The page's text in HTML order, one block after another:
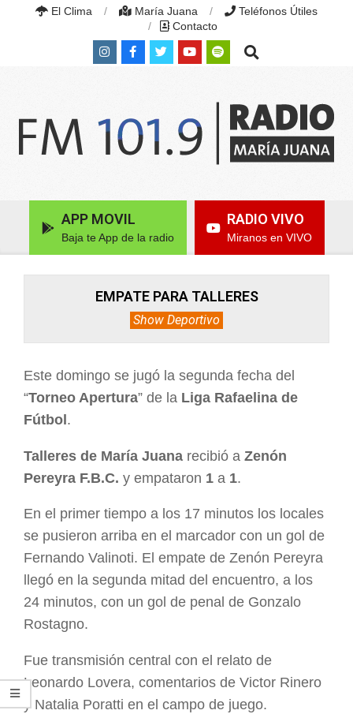
El Clima María Juana
Teléfonos Útiles
Contacto
Search
JUANA
FM
Navigation APP MOVIL
Baja te App de la radio
RADIO VIVO
Miranos en VIVO
EMPATE PARA TALLERES
Show Deportivo
Este domingo se jugó la segunda fecha del
“Torneo Apertura” de la Liga Rafaelina de
Fútbol.
Talleres de María Juana recibió a Zenón
Pereyra F.B.C. y empataron 1 a 1.
En el primer tiempo a los 17 minutos los locales
se pusieron arriba en el marcador con un gol de
Fernando Valinoti. El empate de Zenón Pereyra
llegó en la segunda mitad del encuentro, a los
24 minutos, con un gol de penal de Gonzalo
Rostagno.
Fue transmisión central con el relato de
Leonardo Lovera, comentarios de Victor Rinero
y Natalia Poratti en el campo de juego.